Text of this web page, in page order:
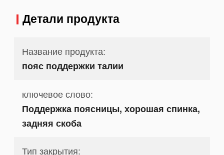
Детали продукта
Название продукта:
пояс поддержки талии
ключевое слово:
Поддержка поясницы, хорошая спинка,
задняя скоба
Тип закрытия: